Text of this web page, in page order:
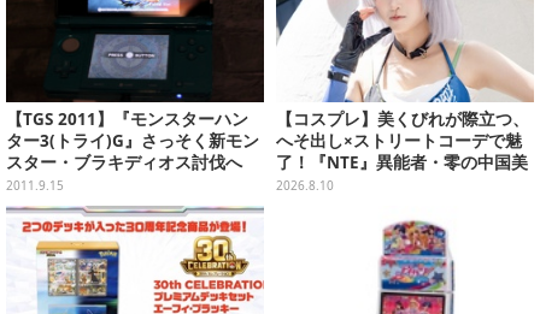
【TGS 2011】『モンスターハン
ター3(トライ)G』さっそく新モン
スター・ブラキディオス討伐へ
2011.9.15
【コスプレ】美くびれが際立つ、
へそ出し×ストリートコーデで魅
了！『NTE』異能者・零の中国美
女レイヤーが美しすぎた【写真10
2026.8.10